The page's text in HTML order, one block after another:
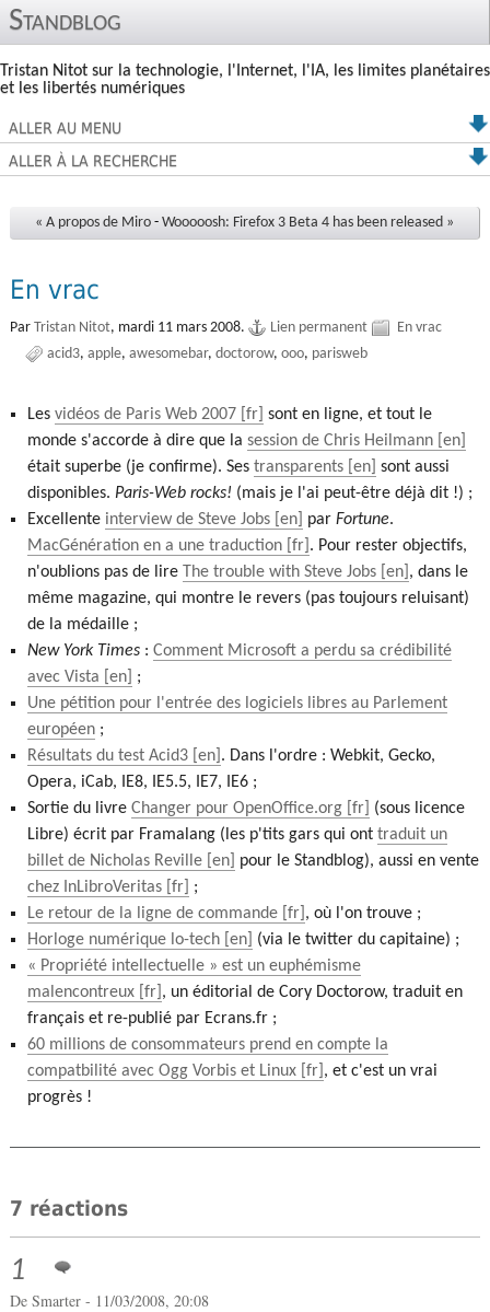
Standblog
Tristan Nitot sur la technologie, l'Internet, l'IA, les limites planétaires
et les libertés numériques
ALLER AU MENU
ALLER À LA RECHERCHE
« A propos de Miro - Wooooosh: Firefox 3 Beta 4 has been released »
En vrac
Par Tristan Nitot, mardi 11 mars 2008. Lien permanent
En vrac
acid3 apple awesomebar doctorow ooo parisweb
Les vidéos de Paris Web 2007
sont en ligne, et tout le
monde s'accorde à dire que la session de Chris Heilmann
était superbe (je confirme). Ses transparents
sont aussi
disponibles. Paris-Web rocks! (mais je l'ai peut-être déjà dit !) ;
Excellente interview de Steve Jobs par Fortune.
MacGénération en a une traduction
. Pour rester objectifs,
n'oublions pas de lire
The trouble with Steve Jobs
, dans le
même magazine, qui montre le revers (pas toujours reluisant)
de la médaille ;
New York Times: Comment Microsoft a perdu sa crédibilité
avec Vista
;
Une pétition pour l'entrée des logiciels libres au Parlement
européen;
Résultats du test Acid3
. Dans l'ordre : Webkit, Gecko,
Opera, iCab, IE8, IE5.5, IE7, IE6 ;
Sortie du livre Changer pour OpenOffice.org
(sous licence
Libre) écrit par Framalang (les p'tits gars qui ont traduit un
billet de Nicholas Reville
pour le Standblog), aussi en vente
chez InLibroVeritas
;
Le retour de la ligne de commande
, où l'on trouve ;
Horloge numérique lo-tech
(via le twitter du capitaine) ;
« Propriété intellectuelle » est un euphémisme
malencontreux
, un éditorial de Cory Doctorow, traduit en
français et re-publié par Ecrans.fr ;
60 millions de consommateurs prend en compte la
compatbilité avec Ogg Vorbis et Linux
, et c'est un vrai
progrès !
7 réactions
1
De Smarter - 11/03/2008, 20:08